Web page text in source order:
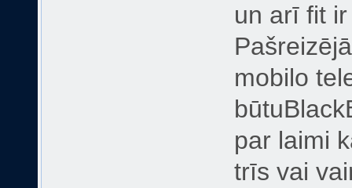
un arī fit
mobilo
par laimi
trīs vai